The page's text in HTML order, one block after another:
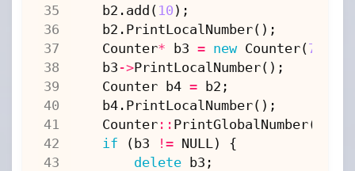
b2 . add ( 10 );
b2 . PrintLocalNumber();
Counter* b3 = new Counter(7
b3 ->PrintLocalNumber();
Counter b4 = b2 ;
b4. PrintLocalNumber();
Counter:: PrintGlobalNumber();
if
(b3 != NULL )
{
delete b3 ;